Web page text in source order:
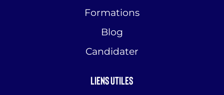
Formations
Blog
Candidater
Liens utiles